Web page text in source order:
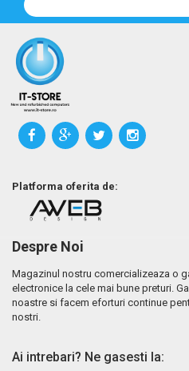
Platforma oferita de:
Despre Noi
Magazinul nostru comercializeaza o
electronice la cele mai bune preturi.
noastre si facem eforturi continue
nostri.
Ai intrebari? Ne gasesti la: